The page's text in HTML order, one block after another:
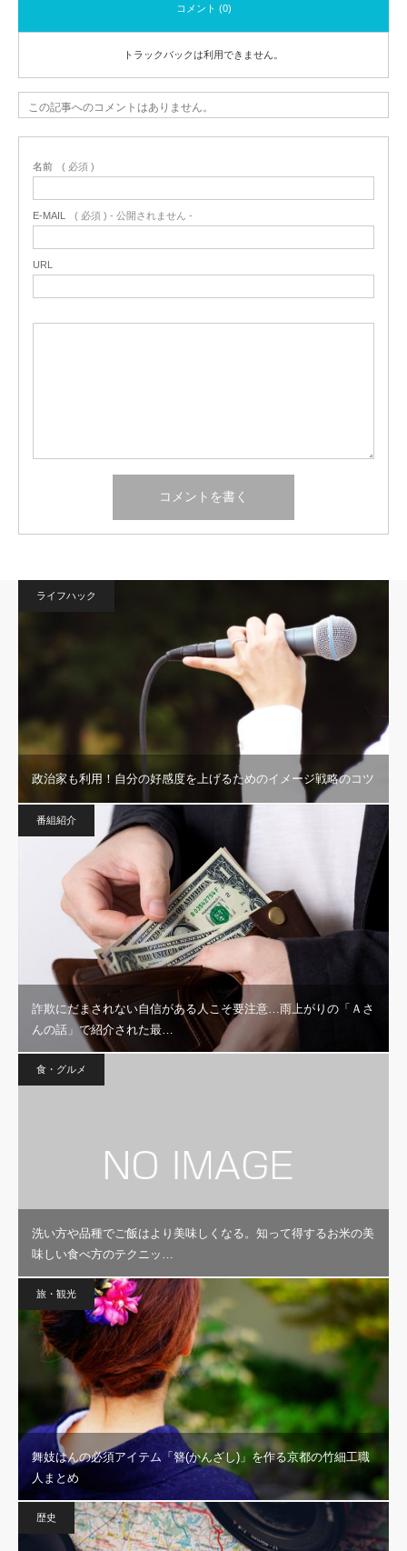
コメント (0)
トラックバックは利用できません。
この記事へのコメントはありません。
名前 ( 必須 )
E-MAIL ( 必須 ) - 公開されません -
URL
ライフハック
政治家も利用！自分の好感度を上げるためのイメージ戦略のコツ
番組紹介
詐欺にだまされない自信がある人こそ要注意…雨上がりの「Ａさ
んの話」で紹介された最…
食・グルメ
洗い方や品種でご飯はより美味しくなる。知って得するお米の美
味しい食べ方のテクニッ…
旅・観光
舞妓はんの必須アイテム「簪(かんざし)」を作る京都の竹細工職
人まとめ
歴史